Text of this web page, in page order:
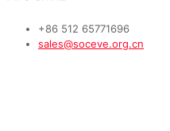
+86 512 65771696
sales@soceve.org.cn